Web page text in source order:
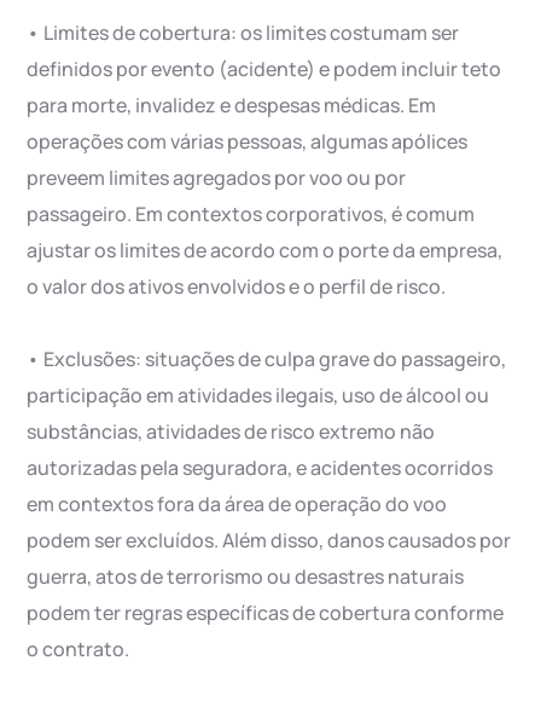
• Limites de cobertura: os limites costumam ser
definidos por evento (acidente) e podem incluir teto
para morte, invalidez e despesas médicas. Em
operações com várias pessoas, algumas apólices
preveem limites agregados por voo ou por
passageiro. Em contextos corporativos, é comum
ajustar os limites de acordo com o porte da empresa,
o valor dos ativos envolvidos e o perfil de risco.
• Exclusões: situações de culpa grave do passageiro,
participação em atividades ilegais, uso de álcool ou
substâncias, atividades de risco extremo não
autorizadas pela seguradora, e acidentes ocorridos
em contextos fora da área de operação do voo
podem ser excluídos. Além disso, danos causados por
guerra, atos de terrorismo ou desastres naturais
podem ter regras específicas de cobertura conforme
o contrato.